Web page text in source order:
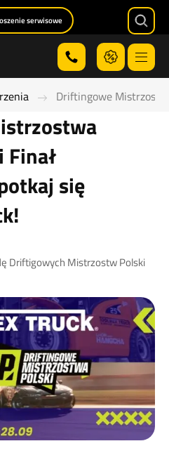
Menu
serwisowe
Driftingowe
się
Driftigowych Mistrzostw Polski